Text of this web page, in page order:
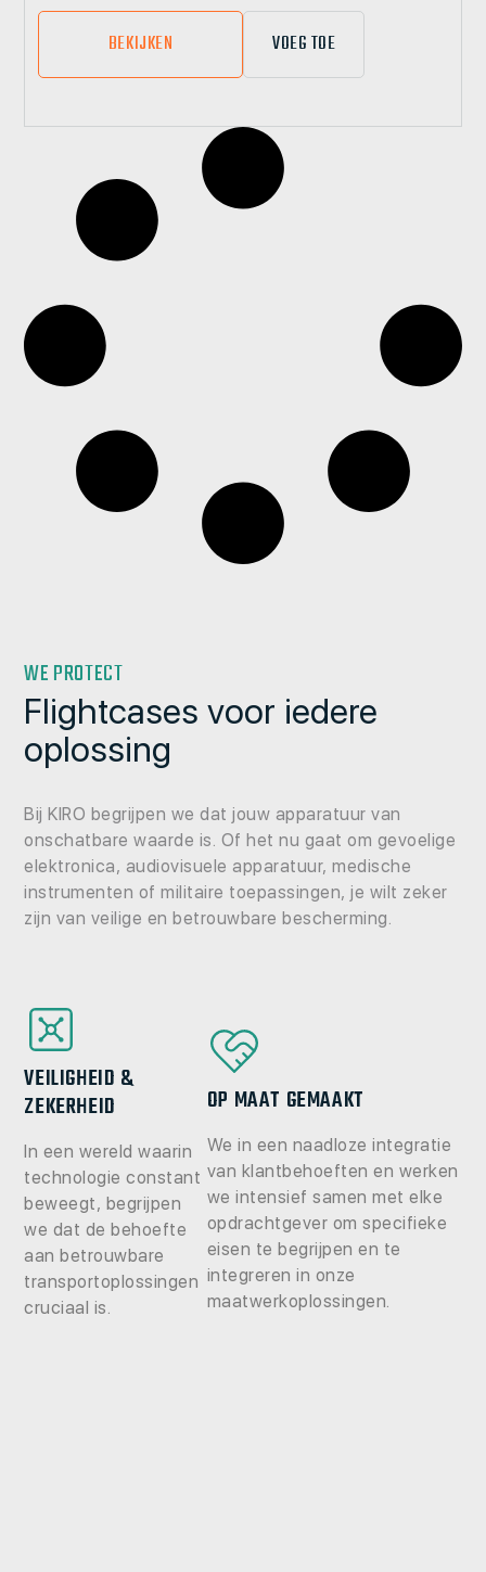
BEKIJKEN VOEG TOE
WE PROTECT
Flightcases voor iedere
oplossing
Bij KIRO begrijpen we dat jouw apparatuur van
onschatbare waarde is. Of het nu gaat om gevoelige
elektronica, audiovisuele apparatuur, medische
instrumenten of militaire toepassingen, je wilt zeker
zijn van veilige en betrouwbare bescherming.
VEILIGHEID &
ZEKERHEID
In een wereld waarin
technologie constant
beweegt, begrijpen
we dat de behoefte
aan betrouwbare
transportoplossingen
cruciaal is.
OP MAAT GEMAAKT
We in een naadloze integratie
van klantbehoeften en werken
we intensief samen met elke
opdrachtgever om specifieke
eisen te begrijpen en te
integreren in onze
maatwerkoplossingen.